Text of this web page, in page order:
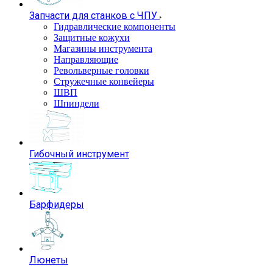
Запчасти для станков с ЧПУ
Гидравлические компоненты
Защитные кожухи
Магазины инструмента
Направляющие
Револьверные головки
Стружечные конвейеры
ШВП
Шпиндели
Гибочный инструмент
Барфидеры
Люнеты